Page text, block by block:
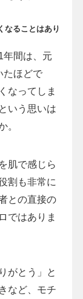
ることはあり
年間は、元
たほどで
なってしま
いう思いは
。
肌で感じら
割も非常に
との直接の
ではありま
がとう」と
など、モチ